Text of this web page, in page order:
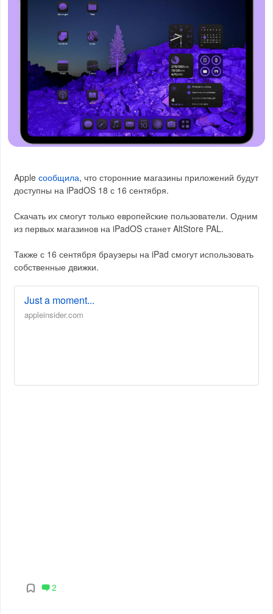
Appleсообщила, что сторонние магазины приложений будут
доступны на iPadOS 18 с 16 сентября.
Скачать их смогут только европейские пользователи. Одним
из первых магазинов на iPadOS станет AltStore PAL.
Также с 16 сентября браузеры на iPad смогут использовать
собственные движки.
Just a moment...
appleinsider.com
2